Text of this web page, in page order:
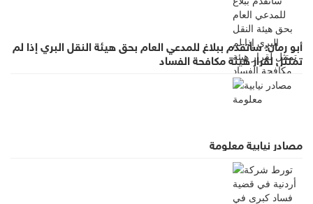
أبو رمان: سأتقدم ببلاغ للمدعي العام بحق هيئة النقل البري إذا لم
تمتثل لقرار هيئة مكافحة الفساد
مصادر نيابية معلومة